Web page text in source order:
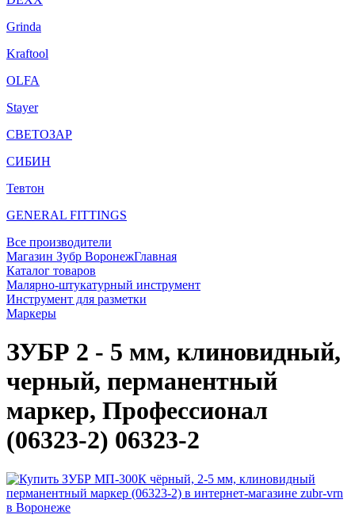
Grinda
Kraftool
OLFA
Stayer
СВЕТОЗАР
СИБИН
Тевтон
GENERAL FITTINGS
Все производители
Магазин Зубр ВоронежГлавная
Каталог товаров
Малярно-штукатурный инструмент
Инструмент для разметки
Маркеры
ЗУБР 2 - 5 мм, клиновидный,
черный, перманентный
маркер, Профессионал
(06323-2) 06323-2